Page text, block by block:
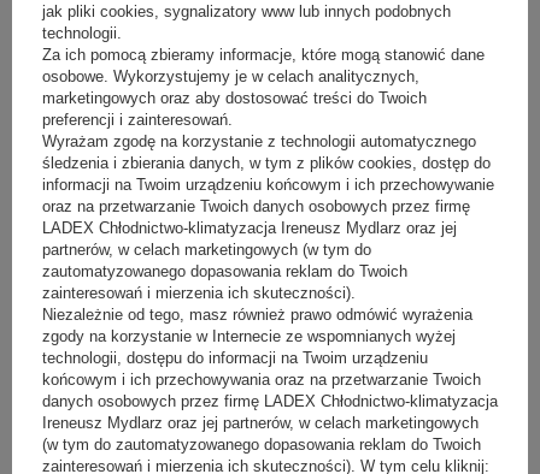
Lada cukiernicza CAROLINA WO 1360
Producent:
CEBEA
wymiary (dł. / szer. / wys.)
1360/800/1190-1210 mm
Sugerowana cena netto:
20 622,00 zł(netto)
Nasza cena: 16 497,60 zł(netto)
długość 1360 mm 970 mm
- 15% PRZECENA POLECANY
jak pliki cookies, sygnalizatory www lub innych podobnych
technologii.
Za ich pomocą zbieramy informacje, które mogą stanowić dane
osobowe. Wykorzystujemy je w celach analitycznych,
marketingowych oraz aby dostosować treści do Twoich
preferencji i zainteresowań.
Wyrażam zgodę na korzystanie z technologii automatycznego
śledzenia i zbierania danych, w tym z plików cookies, dostęp do
informacji na Twoim urządzeniu końcowym i ich przechowywanie
oraz na przetwarzanie Twoich danych osobowych przez firmę
LADEX Chłodnictwo-klimatyzacja Ireneusz Mydlarz oraz jej
partnerów, w celach marketingowych (w tym do
zautomatyzowanego dopasowania reklam do Twoich
zainteresowań i mierzenia ich skuteczności).
Niezależnie od tego, masz również prawo odmówić wyrażenia
zgody na korzystanie w Internecie ze wspomnianych wyżej
technologii, dostępu do informacji na Twoim urządzeniu
końcowym i ich przechowywania oraz na przetwarzanie Twoich
danych osobowych przez firmę LADEX Chłodnictwo-klimatyzacja
Ireneusz Mydlarz oraz jej partnerów, w celach marketingowych
(w tym do zautomatyzowanego dopasowania reklam do Twoich
zainteresowań i mierzenia ich skuteczności). W tym celu kliknij: